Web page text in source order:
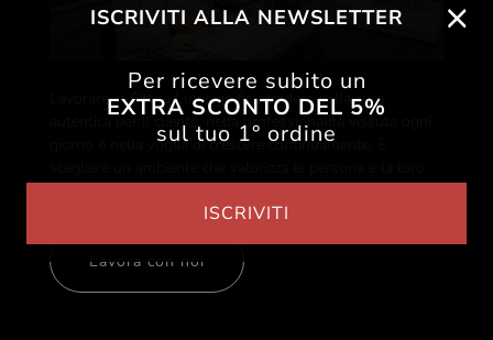
Lavorare in Ottica Lux significa credere nella cura
autentica per il cliente, nella professionalità vissuta ogni
giorno e nella voglia di crescere continuamente. È
Lavora con noi
ISCRIVITI ALLA NEWSLETTER
Per ricevere subito un
EXTRA SCONTO DEL 5%
sul tuo 1° ordine
ISCRIVITI